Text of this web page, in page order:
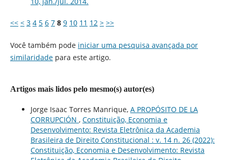
<< < 3 4 5 6 7 8 9 10 11 12 > >>
Você também pode iniciar uma pesquisa avançada por
similaridadepara este artigo.
Artigos mais lidos pelo mesmo(s) autor(es)
Jorge Isaac Torres Manrique, A PROPÓSITO DE LA
CORRUPCIÓN , Constituição, Economia e
Desenvolvimento: Revista Eletrônica da Academia
Brasileira de Direito Constitucional : v. 14 n. 26 (2022):
Constituição, Economia e Desenvolvimento: Revista